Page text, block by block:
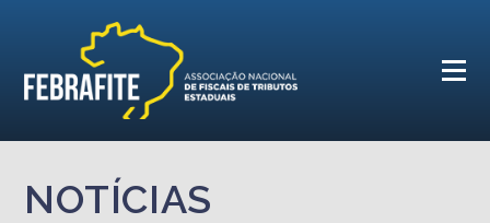
NOTÍCIAS